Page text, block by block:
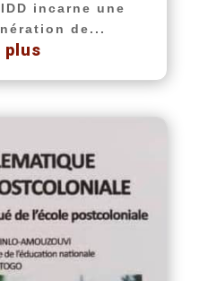
incarne une
de...
plus